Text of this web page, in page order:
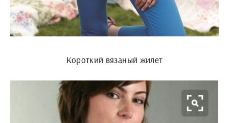
Короткий вязаный жилет